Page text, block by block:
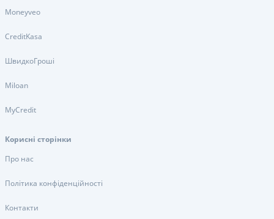
Moneyveo
CreditKasa
ШвидкоГроші
Miloan
MyCredit
Корисні сторінки
Про нас
Політика конфіденційності
Контакти